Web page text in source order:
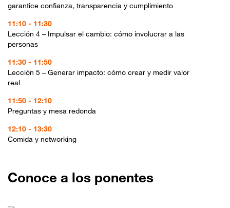
garantice confianza, transparencia y cumplimiento
11:10 - 11:30
Lección 4 – Impulsar el cambio: cómo involucrar a las
personas
11:30 - 11:50
Lección 5 – Generar impacto: cómo crear y medir valor
real
11:50 - 12:10
Preguntas y mesa redonda
12:10 - 13:30
Comida y networking
Conoce a los ponentes